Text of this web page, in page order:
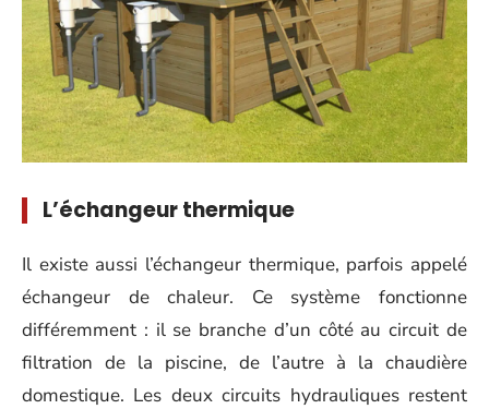
L’échangeur thermique
Il existe aussi l’échangeur thermique, parfois appelé
échangeur de chaleur. Ce système fonctionne
différemment : il se branche d’un côté au circuit de
filtration de la piscine, de l’autre à la chaudière
domestique. Les deux circuits hydrauliques restent